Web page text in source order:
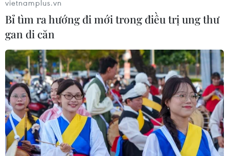
vietnamplus.vn
Bỉ tìm ra hướng đi mới trong điều trị ung thư
gan di căn